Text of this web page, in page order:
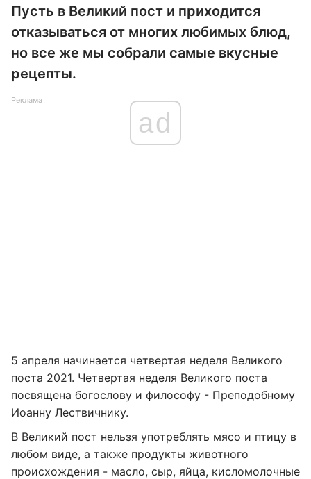
Пусть в Великий пост и приходится
отказываться от многих любимых блюд,
но все же мы собрали самые вкусные
рецепты.
Реклама
ad
5 апреля начинается четвертая неделя Великого
поста 2021. Четвертая неделя Великого поста
посвящена богослову и философу - Преподобному
Иоанну Лествичнику.
В Великий пост нельзя употреблять мясо и птицу в
любом виде, а также продукты животного
происхождения - масло, сыр, яйца, кисломолочные